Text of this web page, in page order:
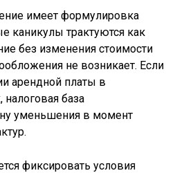
имеет формулировка
каникулы трактуются как
без изменения стоимости
не возникает. Если
арендной платы в
база
уменьшения в момент
фиксировать условия